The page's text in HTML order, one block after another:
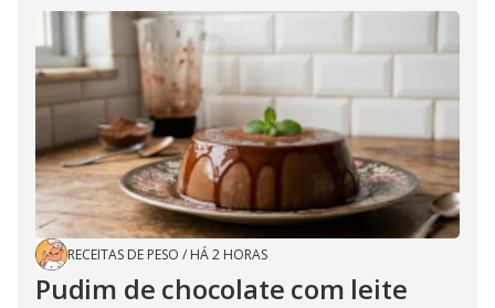
RECEITAS DE PESO / HÁ 2 HORAS
Pudim de chocolate com leite